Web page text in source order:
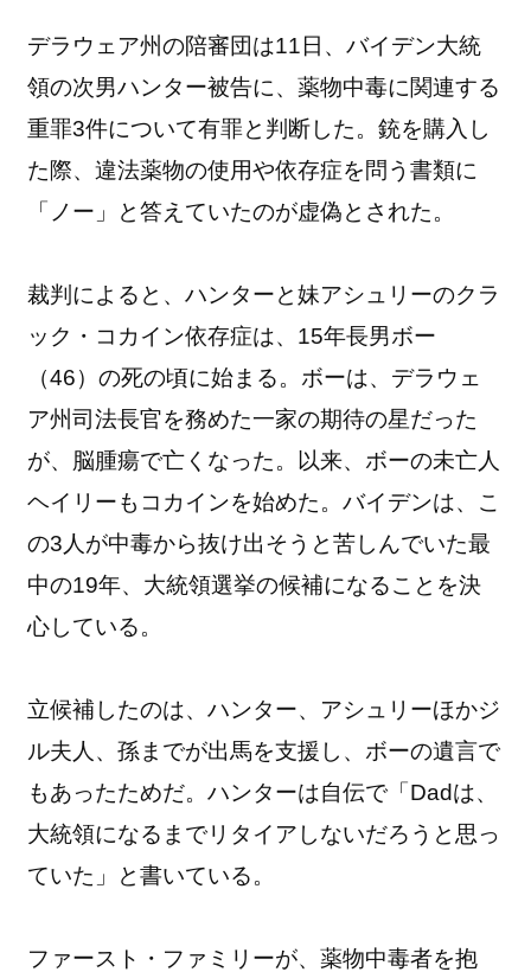
デラウェア州の陪審団は11日、バイデン大統
領の次男ハンター被告に、薬物中毒に関連する
重罪3件について有罪と判断した。銃を購入し
た際、違法薬物の使用や依存症を問う書類に
「ノー」と答えていたのが虚偽とされた。
裁判によると、ハンターと妹アシュリーのクラ
ック・コカイン依存症は、15年長男ボー
（46）の死の頃に始まる。ボーは、デラウェ
ア州司法長官を務めた一家の期待の星だった
が、脳腫瘍で亡くなった。以来、ボーの未亡人
ヘイリーもコカインを始めた。バイデンは、こ
の3人が中毒から抜け出そうと苦しんでいた最
中の19年、大統領選挙の候補になることを決
心している。
立候補したのは、ハンター、アシュリーほかジ
ル夫人、孫までが出馬を支援し、ボーの遺言で
もあったためだ。ハンターは自伝で「Dadは、
大統領になるまでリタイアしないだろうと思っ
ていた」と書いている。
ファースト・ファミリーが、薬物中毒者を抱